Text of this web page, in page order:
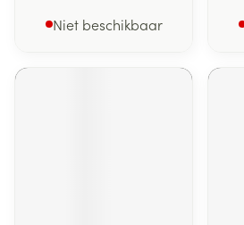
Niet beschikbaar